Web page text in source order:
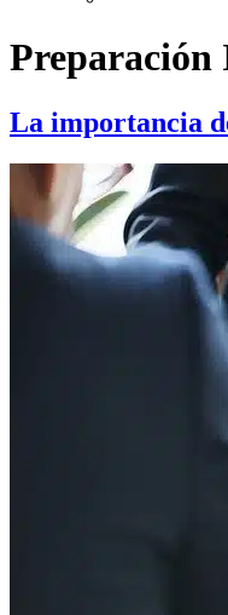
Preparación
La importancia